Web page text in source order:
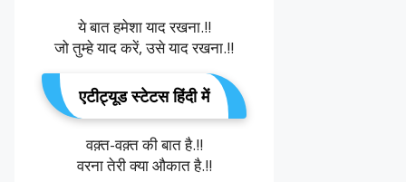
ये बात हमेशा याद रखना.!!
जो तुम्हे याद करें, उसे याद रखना.!!
एटीट्यूड स्टेटस हिंदी में
वक़्त-वक़्त की बात है.!!
वरना तेरी क्या औकात है.!!